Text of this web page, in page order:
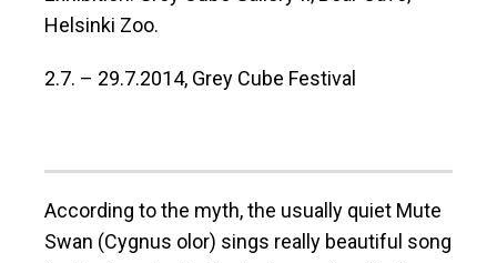
Helsinki Zoo.
2.7. – 29.7.2014, Grey Cube Festival
According to the myth, the usually quiet Mute
Swan (Cygnus olor) sings really beautiful song